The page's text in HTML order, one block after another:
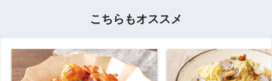
こちらもオススメ